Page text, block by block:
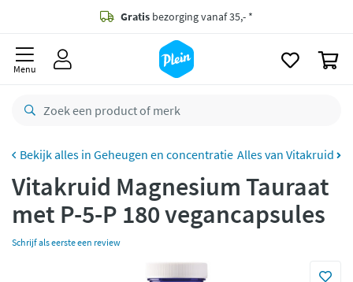
Gratis bezorging vanaf 35,- *
besteld,
retourneren
bezorgd
Betaal met Klarna
Menu
Geheugen en concentratie Alles van Vitakruid
Vitakruid Magnesium Tauraat
met P-5-P 180 vegancapsules
Schrijf als eerste een review